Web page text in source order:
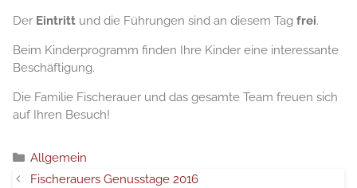
Der Eintritt und die Führungen sind an diesem Tag frei.
Beim Kinderprogramm finden Ihre Kinder eine interessante
Beschäftigung.
Die Familie Fischerauer und das gesamte Team freuen sich
auf Ihren Besuch!
分
类
Allgemein
Fischerauers Genusstage 2016